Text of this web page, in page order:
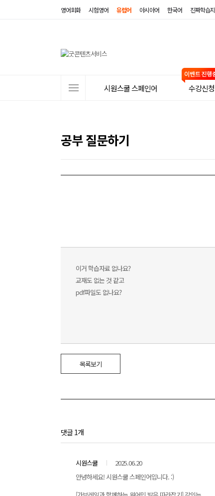
영어회화 시험영어 유럽어 아시아어 한국어 진짜학습지
뉴
시원스쿨 스페인어 수강신청
공부 질문하기
이거 학습자료 없나요?
교재도 없는 것 같고
pdf파일도 없나요?
목록보기
댓글 1개
시원스쿨
2025.06.20
안녕하세요! 시원스쿨 스페인어입니다. :)